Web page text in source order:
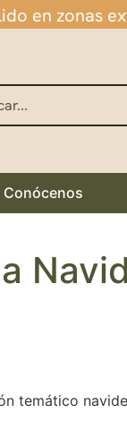
en zonas
Conócenos
temático